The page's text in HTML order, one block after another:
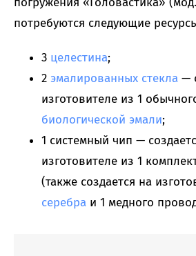
потребуются следующие
3 целестина;
2 эмалированных стекла —
изготовителе из 1
биологической эмали;
1 системный чип —
изготовителе из 1
(также создается на
серебра и 1 медного